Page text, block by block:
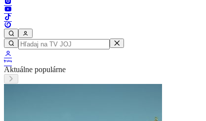
Aktuálne populárne